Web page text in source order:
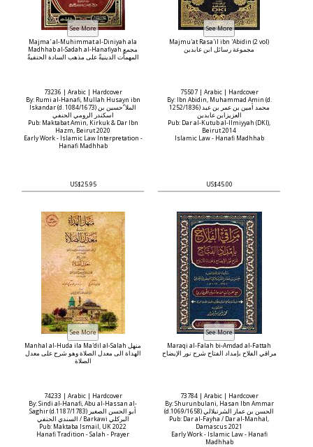
Majma' al-Muhimmat al-Diniyah ala
Madhhab al-Sadah al-Hanafiyah مجمع
المهماّت الدينيةّ على مذهب السادة الحنفيةّ
73236 | Arabic | Hardcover
By: Rumi al-Hanafi, Mullah Husayn ibn
Iskandar (d. 1084/1673) الملا ّحسين بن
اسكندر الرومي الحنفي
Pub: Maktabat Amin, Kirkuk & Dar Ibn
Hazm, Beirut 2020
Early Work - Islamic Law Interpretation -
Hanafi Madhhab
US$25.95
Majmu'at Rasa'il ibn 'Abidin (2 vol)
مجموعة رسائل ابن عابدين
75507 | Arabic | Hardcover
By: Ibn Abidin, Muhammad Amin (d.
1252/1836) محمد أمين بن عمر بن عبد
العزيزابن عابدين
Pub: Dar al-Kutub al-Ilmiyyah (DKI),
Beirut 2014
Islamic Law - Hanafi Madhhab
US$45.00
Manhal al-Huda ila Ma'dil al-Salah منهل
الهداة الى معدل الصلاة وهو شرح على معدل
الصلاة
74233 | Arabic | Hardcover
By: Sindi al-Hanafi, Abu al-Hassan al-
Saghir (d.1187/1783) أبو الحسن الصغير
السندي الحنفي / Barkawi البركلي
Pub: Maktaba Ismail, UK 2022
Hanafi Tradition - Salah - Prayer
Maraqi al-Falah bi-Amdad al-Fattah
مراقي الفلاح بإمداد الفتاح شرح نور الإيضاح
73784 | Arabic | Hardcover
By: Shurunbulani, Hasan Ibn Ammar
(d.1069/1658) الحسن بن عمار الشرنبلالي
Pub: Dar al-Fayha / Dar al-Manhal,
Damascus 2021
Early Work - Islamic Law - Hanafi
Madhhab